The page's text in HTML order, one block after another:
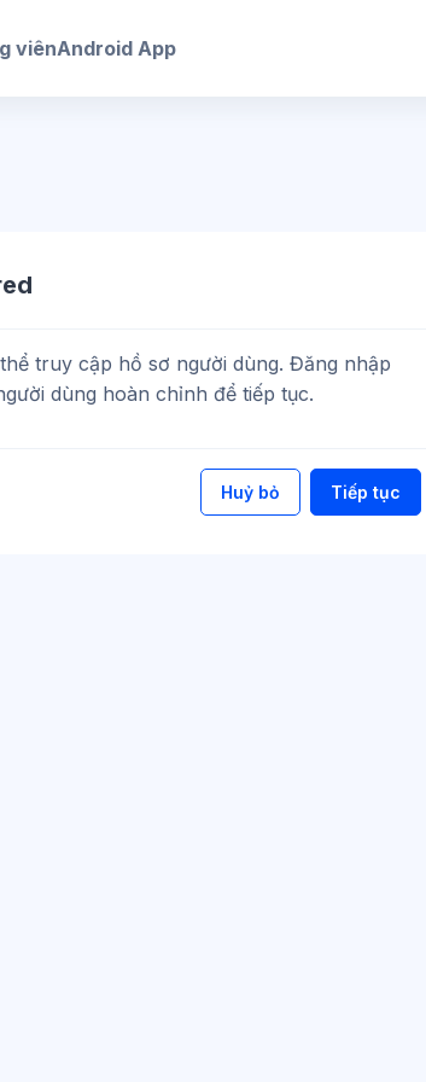
viênAndroid App
truy cập hồ sơ người dùng. Đăng nhập
dùng hoàn chỉnh để tiếp tục.
Huỷ bỏ Tiếp tục